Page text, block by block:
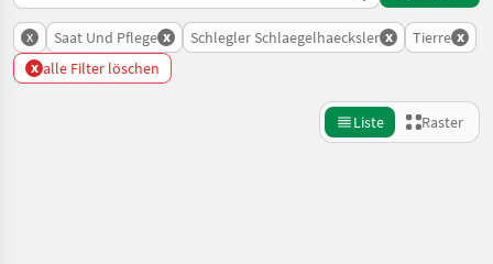
x Saat Und Pflege x Schlegler Schlaegelhaecksler x Tierre x
x alle Filter löschen
Liste Raster